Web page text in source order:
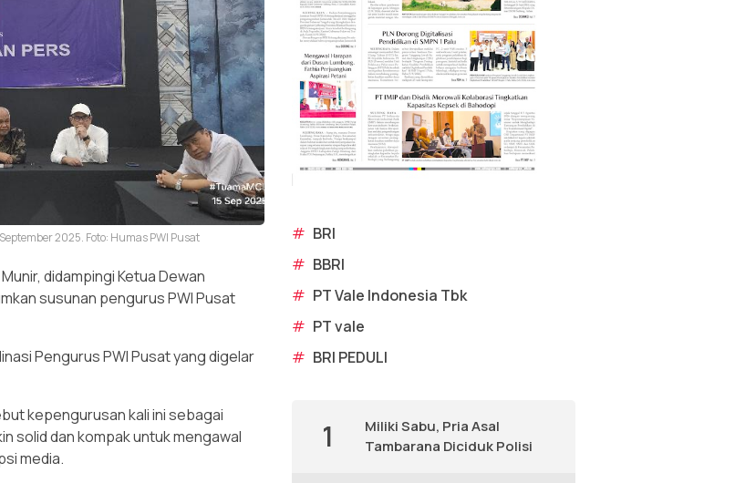
2025. Foto: Humas PWI Pusat
didampingi Ketua Dewan
susunan pengurus PWI Pusat
Pengurus PWI Pusat yang digelar
kepengurusan kali ini sebagai
solid dan kompak untuk mengawal
media.
# BRI
# BBRI
# PT Vale Indonesia Tbk
# PT vale
# BRI PEDULI
1
Miliki Sabu, Pria Asal
Tambarana Diciduk Polisi